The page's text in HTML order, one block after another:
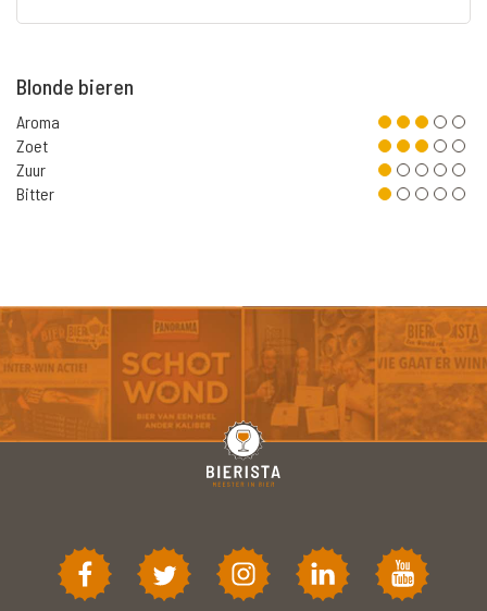
Blonde bieren
Aroma
Zoet
Zuur
Bitter